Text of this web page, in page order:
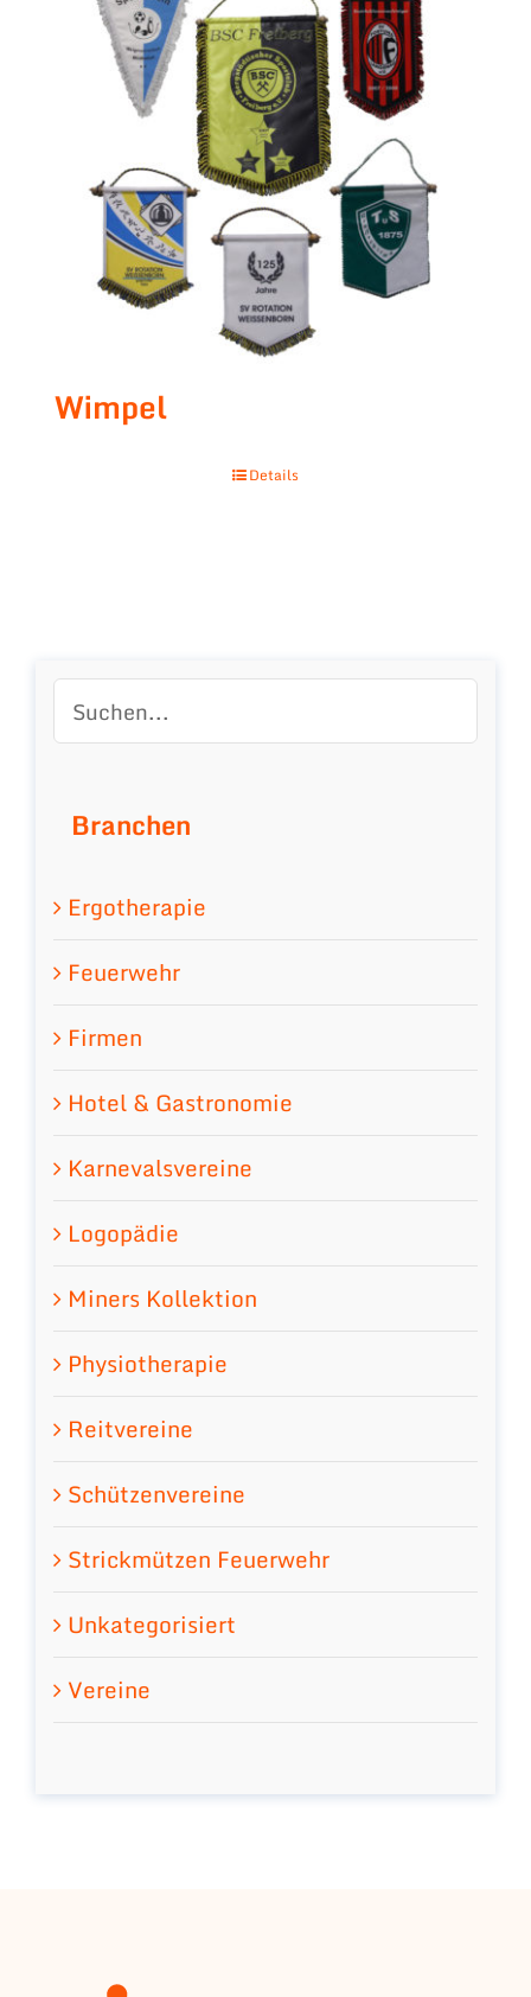
Wimpel
Details
Branchen
Ergotherapie
Feuerwehr
Firmen
Hotel & Gastronomie
Karnevalsvereine
Logopädie
Miners Kollektion
Physiotherapie
Reitvereine
Schützenvereine
Strickmützen Feuerwehr
Unkategorisiert
Vereine